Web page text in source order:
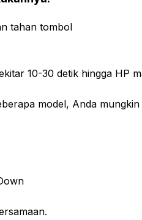
tahan tombol
10-30 detik hingga HP
model, Anda